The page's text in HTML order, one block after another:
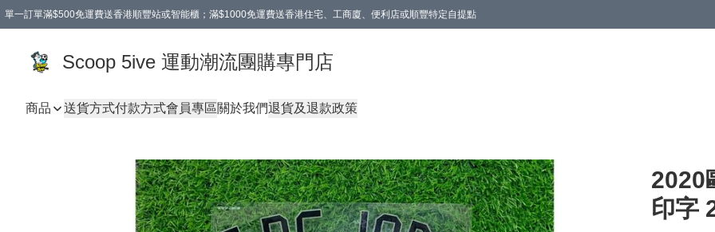
單一訂單滿$500免運費送香港順豐站或智能櫃；滿$1000免運費送香港住宅、工商廈、便利店或順豐特定自提點
Scoop 5ive 運動潮流團購專門店
商品 送貨方式付款方式會員專區關於我們退貨及退款政策
2020
印字